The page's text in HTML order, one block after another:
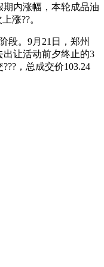
内涨幅，本轮成品油
涨??。
段。 9月21日，郑州
出让活动前夕终止的3
，总成交价103.24